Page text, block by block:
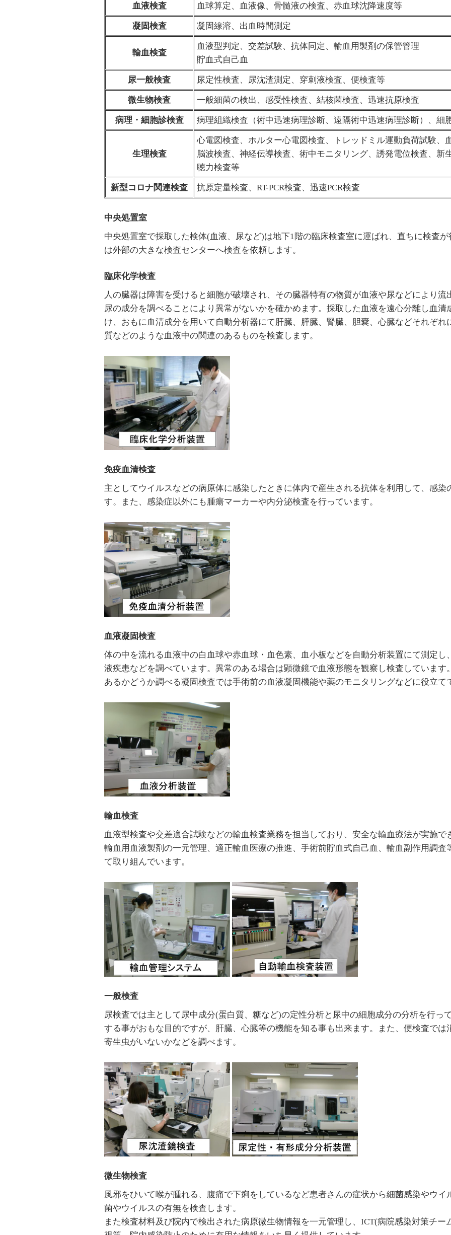
血液検査 血球算定、血液像、骨髄液の検査、赤血球沈降速度等
凝固検査 凝固線溶、出血時間測定
輸血検査
血液型判定、交差試験、抗体同定、輸血用製剤の保管管理
貯血式自己血
尿一般検査 尿定性検査、尿沈渣測定、穿刺液検査、便検査等
微生物検査 一般細菌の検出、感受性検査、結核菌検査、迅速抗原検査
病理・細胞診検査 病理組織検査（術中迅速病理診断、遠隔術中迅速病理診断）、細
生理検査
心電図検査、ホルター心電図検査、トレッドミル運動負荷試験、
脳波検査、神経伝導検査、術中モニタリング、誘発電位検査、新
聴力検査等
新型コロナ関連検査 抗原定量検査、RT-PCR検査、迅速PCR検査
中央処置室
中央処置室で採取した検体(血液、尿など)は地下1階の臨床検査室に運ばれ、直ちに検査
は外部の大きな検査センターへ検査を依頼します。
臨床化学検査
人の臓器は障害を受けると細胞が破壊され、その臓器特有の物質が血液や尿などにより
尿の成分を調べることにより異常がないかを確かめます。採取した血液を遠心分離し血
け、おもに血清成分を用いて自動分析器にて肝臓、膵臓、腎臓、胆嚢、心臓などそれぞ
質などのような血液中の関連のあるものを検査します。
免疫血清検査
主としてウイルスなどの病原体に感染したときに体内で産生される抗体を利用して、感
す。また、感染症以外にも腫瘍マーカーや内分泌検査を行っています。
血液凝固検査
体の中を流れる血液中の白血球や赤血球・血色素、血小板などを自動分析装置にて測定
液疾患などを調べています。異常のある場合は顕微鏡で血液形態を観察し検査していま
あるかどうか調べる凝固検査では手術前の血液凝固機能や薬のモニタリングなどに役立て
輸血検査
血液型検査や交差適合試験などの輸血検査業務を担当しており、安全な輸血療法が実施
輸血用血液製剤の一元管理、適正輸血医療の推進、手術前貯血式自己血、輸血副作用調
て取り組んでいます。
一般検査
尿検査では主として尿中成分(蛋白質、糖など)の定性分析と尿中の細胞成分の分析を行っ
する事がおもな目的ですが、肝臓、心臓等の機能を知る事も出来ます。また、便検査で
寄生虫がいないかなどを調べます。
微生物検査
風邪をひいて喉が腫れる、腹痛で下痢をしているなど患者さんの症状から細菌感染やウ
菌やウイルスの有無を検査します。
また検査材料及び院内で検出された病原微生物情報を一元管理し、ICT(病院感染対策チ